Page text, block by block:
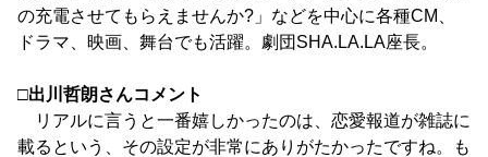
の充電させてもらえませんか?」などを中心に各種CM、
ドラマ、映画、舞台でも活躍。劇団SHA.LA.LA座長。
□出川哲朗さんコメント
リアルに言うと一番嬉しかったのは、恋愛報道が雑誌に
載るという、その設定が非常にありがたかったですね。も